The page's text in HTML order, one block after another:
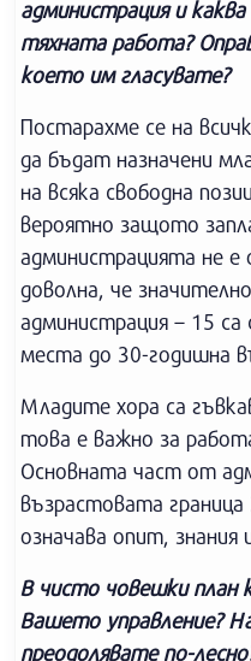
администрация и
тяхната работа?
което им гласувате?
Постарахме се на
да бъдат назначени
на всяка свободна
вероятно защото
администрацията не е
доволна, че
администрация – 15
места до 30-годишна
Младите хора са
това е важно за
Основната част от
възрастовата
означава опит, знания
В чисто човешки план
Вашето управление?
преодолявате по-